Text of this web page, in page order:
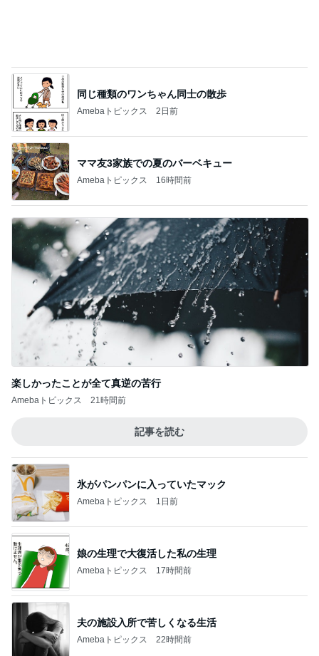
同じ種類のワンちゃん同士の散歩
Amebaトピックス 2日前
ママ友3家族での夏のバーベキュー
Amebaトピックス 16時間前
楽しかったことが全て真逆の苦行
Amebaトピックス 21時間前
記事を読む
氷がパンパンに入っていたマック
Amebaトピックス 1日前
娘の生理で大復活した私の生理
Amebaトピックス 17時間前
夫の施設入所で苦しくなる生活
Amebaトピックス 22時間前